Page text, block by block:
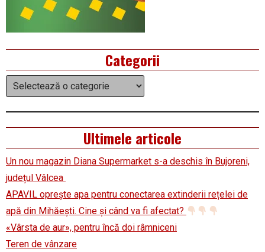
Categorii
Categorii
Ultimele articole
Un nou magazin Diana Supermarket s-a deschis în Bujoreni,
județul Vâlcea
APAVIL oprește apa pentru conectarea extinderii rețelei de
apă din Mihăești. Cine și când va fi afectat?
«Vârsta de aur», pentru încă doi râmniceni
Teren de vânzare